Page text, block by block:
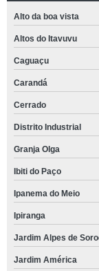
Alto da boa vista
Altos do Itavuvu
Caguaçu
Carandá
Cerrado
Distrito Industrial
Granja Olga
Ibiti do Paço
Ipanema do Meio
Ipiranga
Jardim Alpes de
Jardim América